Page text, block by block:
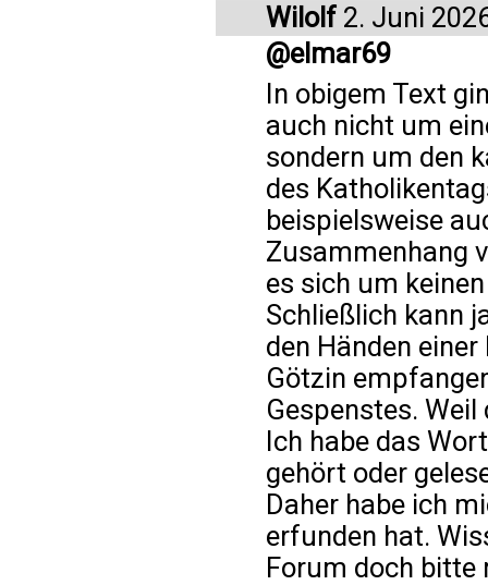
Wilolf 2. Juni
@elmar69
In obigem Text
auch nicht um
sondern um den
des
beispielsweise
Zusammenhang
es sich um
Schließlich kann
den Händen
Götzin
Gespenstes.
Ich habe das
gehört oder
Daher habe ich
erfunden hat.
Forum doch bitte